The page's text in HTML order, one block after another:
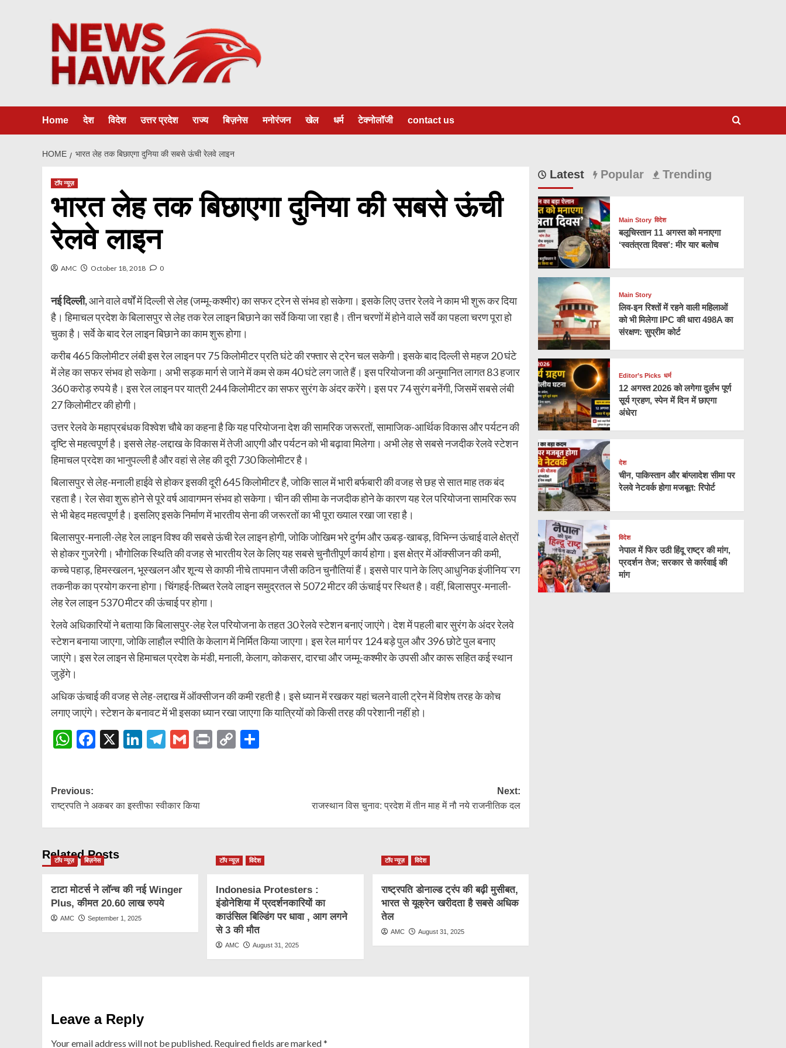
Home देश विदेश उत्तर प्रदेश राज्य बिज़नेस मनोरंजन खेल धर्म टेक्नोलॉजी contact us
HOME भारत लेह तक बिछाएगा दुनिया की सबसे ऊंची रेलवे लाइन
टॉप न्यूज़
भारत लेह तक बिछाएगा दुनिया की सबसे ऊंची
रेलवे लाइन
AMC October 18, 2018 0
नई दिल्ली,आने वाले वर्षों में दिल्ली से लेह (जम्मू-कश्मीर) का सफर ट्रेन से संभव हो सकेगा। इसके लिए उत्तर रेलवे ने काम भी शुरू कर दिया
है। हिमाचल प्रदेश के बिलासपुर से लेह तक रेल लाइन बिछाने का सर्वे किया जा रहा है। तीन चरणों में होने वाले सर्वे का पहला चरण पूरा हो
चुका है। सर्वे के बाद रेल लाइन बिछाने का काम शुरू होगा।
करीब 465 किलोमीटर लंबी इस रेल लाइन पर 75 किलोमीटर प्रति घंटे की रफ्तार से ट्रेन चल सकेगी। इसके बाद दिल्ली से महज 20 घंटे
में लेह का सफर संभव हो सकेगा। अभी सड़क मार्ग से जाने में कम से कम 40 घंटे लग जाते हैं। इस परियोजना की अनुमानित लागत 83 हजार
360 करोड़ रुपये है। इस रेल लाइन पर यात्री 244 किलोमीटर का सफर सुरंग के अंदर करेंगे। इस पर 74 सुरंग बनेंगी, जिसमें सबसे लंबी
27 किलोमीटर की होगी।
उत्तर रेलवे के महाप्रबंधक विश्वेश चौबे का कहना है कि यह परियोजना देश की सामरिक जरूरतों, सामाजिक-आर्थिक विकास और पर्यटन की
दृष्टि से महत्वपूर्ण है। इससे लेह-लद्दाख के विकास में तेजी आएगी और पर्यटन को भी बढ़ावा मिलेगा। अभी लेह से सबसे नजदीक रेलवे स्टेशन
हिमाचल प्रदेश का भानुपल्ली है और वहां से लेह की दूरी 730 किलोमीटर है।
बिलासपुर से लेह-मनाली हाईवे से होकर इसकी दूरी 645 किलोमीटर है, जोकि साल में भारी बर्फबारी की वजह से छह से सात माह तक बंद
रहता है। रेल सेवा शुरू होने से पूरे वर्ष आवागमन संभव हो सकेगा। चीन की सीमा के नजदीक होने के कारण यह रेल परियोजना सामरिक रूप
से भी बेहद महत्वपूर्ण है। इसलिए इसके निर्माण में भारतीय सेना की जरूरतों का भी पूरा ख्याल रखा जा रहा है।
बिलासपुर-मनाली-लेह रेल लाइन विश्व की सबसे ऊंची रेल लाइन होगी, जोकि जोखिम भरे दुर्गम और ऊबड़-खाबड़, विभिन्न ऊंचाई वाले क्षेत्रों
से होकर गुजरेगी। भौगोलिक स्थिति की वजह से भारतीय रेल के लिए यह सबसे चुनौतीपूर्ण कार्य होगा। इस क्षेत्र में ऑक्सीजन की कमी,
कच्चे पहाड़, हिमस्खलन, भूस्खलन और शून्य से काफी नीचे तापमान जैसी कठिन चुनौतियां हैं। इससे पार पाने के लिए आधुनिक इंजीनिय¨रग
तकनीक का प्रयोग करना होगा। चिंगहई-तिब्बत रेलवे लाइन समुद्रतल से 5072 मीटर की ऊंचाई पर स्थित है। वहीं, बिलासपुर-मनाली-
लेह रेल लाइन 5370 मीटर की ऊंचाई पर होगा।
रेलवे अधिकारियों ने बताया कि बिलासपुर-लेह रेल परियोजना के तहत 30 रेलवे स्टेशन बनाएं जाएंगे। देश में पहली बार सुरंग के अंदर रेलवे
स्टेशन बनाया जाएगा, जोकि लाहौल स्पीति के केलाग में निर्मित किया जाएगा। इस रेल मार्ग पर 124 बड़े पुल और 396 छोटे पुल बनाए
जाएंगे। इस रेल लाइन से हिमाचल प्रदेश के मंडी, मनाली, केलाग, कोकसर, दारचा और जम्मू-कश्मीर के उपसी और कारू सहित कई स्थान
जुड़ेंगे।
अधिक ऊंचाई की वजह से लेह-लद्दाख में ऑक्सीजन की कमी रहती है। इसे ध्यान में रखकर यहां चलने वाली ट्रेन में विशेष तरह के कोच
लगाए जाएंगे। स्टेशन के बनावट में भी इसका ध्यान रखा जाएगा कि यात्रियों को किसी तरह की परेशानी नहीं हो।
WhatsApp
Facebook
X LinkedIn
Telegram
GmailPrintCopy
Post
navigation
Previous:
राष्ट्रपति ने अकबर का इस्तीफा स्वीकार किया
Next:
राजस्थान विस चुनाव: प्रदेश में तीन माह में नौ नये राजनीतिक दल
Related Posts
टॉप न्यूज़ बिज़नेस
टाटा मोटर्स ने लॉन्च की नई Winger
Plus, कीमत 20.60 लाख रुपये
AMC September 1, 2025
टॉप न्यूज़ विदेश
Indonesia Protesters :
इंडोनेशिया में प्रदर्शनकारियों का
काउंसिल बिल्डिंग पर धावा , आग लगने
से 3 की मौत
AMC August 31, 2025
टॉप न्यूज़ विदेश
राष्ट्रप​ति डोनाल्ड ट्रंप की बढ़ी मुसीबत,
भारत से यूक्रेन खरीदता है सबसे अधिक
तेल
AMC August 31, 2025
Leave a Reply
Your email address will not be published. Required fields are marked*
Latest Popular Trending
Main Story विदेश
बलूचिस्तान 11 अगस्त को मनाएगा
‘स्वतंत्रता दिवस’: मीर यार बलोच
Main Story
लिव-इन रिश्तों में रहने वाली महिलाओं
को भी मिलेगा IPC की धारा 498A का
संरक्षण: सुप्रीम कोर्ट
Editor’s Picks धर्म
12 अगस्त 2026 को लगेगा दुर्लभ पूर्ण
सूर्य ग्रहण, स्पेन में दिन में छाएगा
अंधेरा
देश
चीन, पाकिस्तान और बांग्लादेश सीमा पर
रेलवे नेटवर्क होगा मजबूत: रिपोर्ट
विदेश
नेपाल में फिर उठी हिंदू राष्ट्र की मांग,
प्रदर्शन तेज; सरकार से कार्रवाई की
मांग